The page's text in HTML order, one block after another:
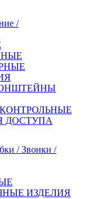
/
ДОСТУПА
/ Звонки /
ИЗДЕЛИЯ